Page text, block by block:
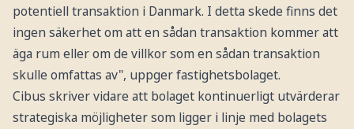
potentiell transaktion i Danmark. I detta skede finns det
ingen säkerhet om att en sådan transaktion kommer att
äga rum eller om de villkor som en sådan transaktion
skulle omfattas av", uppger fastighetsbolaget.
Cibus skriver vidare att bolaget kontinuerligt utvärderar
strategiska möjligheter som ligger i linje med bolagets